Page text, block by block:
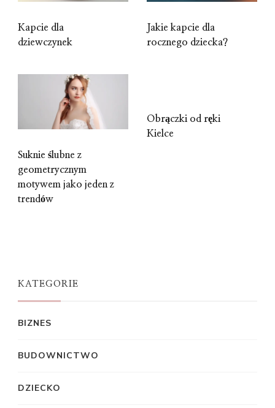
Kapcie dla
dziewczynek
Jakie kapcie dla
rocznego dziecka?
Suknie ślubne z
geometrycznym
motywem jako jeden z
trendów
Obrączki od ręki
Kielce
KATEGORIE
BIZNES
BUDOWNICTWO
DZIECKO